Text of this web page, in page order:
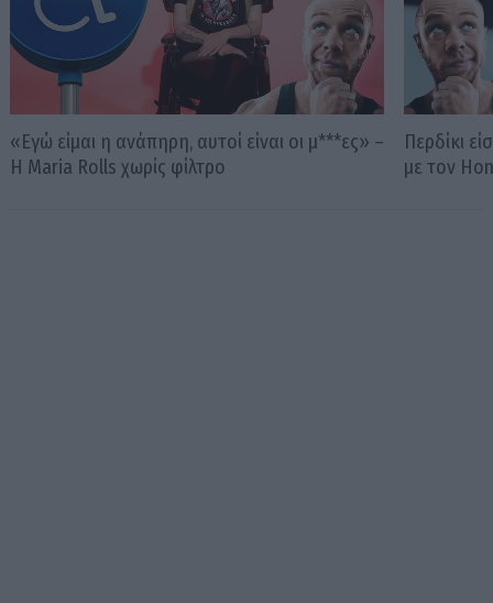
«Εγώ είμαι η ανάπηρη, αυτοί είναι οι μ***ες» –
Η Maria Rolls χωρίς φίλτρο
Περδίκι
με τον